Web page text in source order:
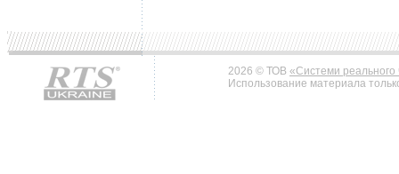
2026 © ТОВ «Системи реального
Использование материала